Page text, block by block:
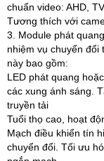
chuẩn video: AHD,
Tương thích với
3. Module phát
nhiệm vụ chuyển
này bao gồm:
LED phát quang
các xung ánh sáng.
truyền tải
Tuổi thọ cao, hoạt
Mạch điều khiển tín
chuyển đổi. Tối ưu